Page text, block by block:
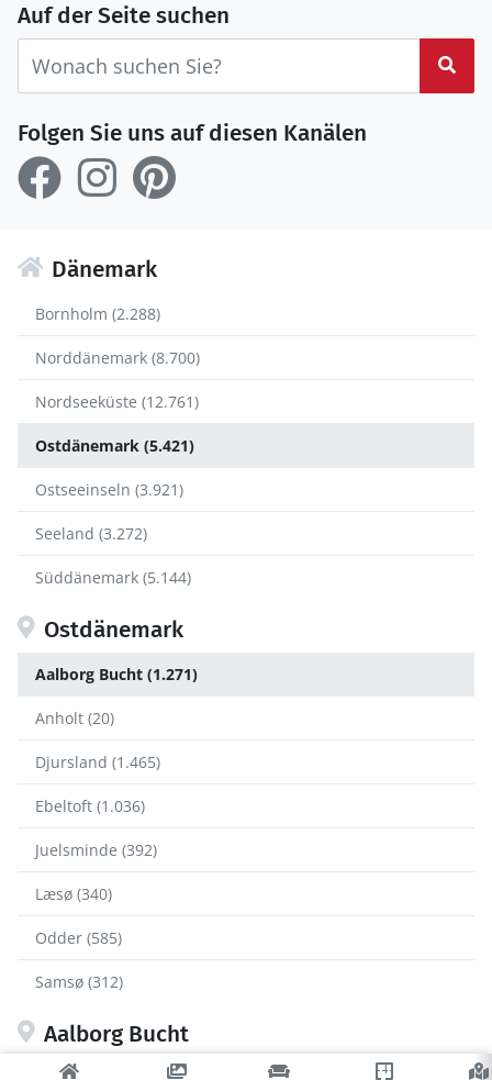
Auf der Seite suchen
Folgen Sie uns auf diesen Kanälen
Dänemark
Bornholm (2.288)
Norddänemark (8.700)
Nordseeküste (12.761)
Ostdänemark (5.421)
Ostseeinseln (3.921)
Seeland (3.272)
Süddänemark (5.144)
Ostdänemark
Aalborg Bucht (1.271)
Anholt (20)
Djursland (1.465)
Ebeltoft (1.036)
Juelsminde (392)
Læsø (340)
Odder (585)
Samsø (312)
Aalborg Bucht